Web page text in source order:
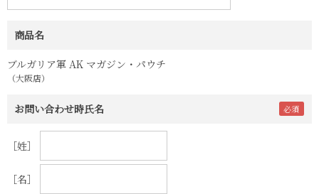
商品名
ブルガリア軍 AK マガジン・パウチ
（大阪店）
お問い合わせ時氏名
［姓］
［名］